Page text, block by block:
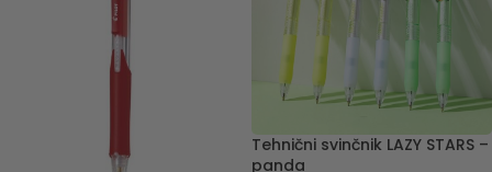
Tehnični svinčnik LAZY STARS –
panda